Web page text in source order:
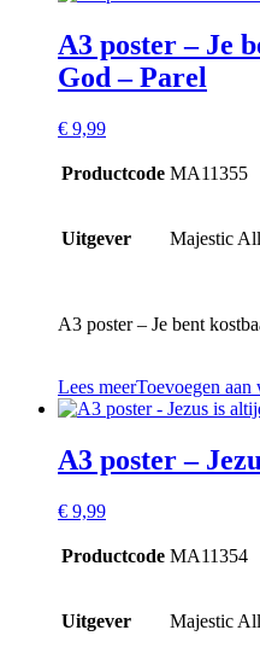
A3 poster – Je
God – Parel
€ 9,99
Productcode MA11355
Uitgever Majestic
A3 poster – Je bent
Lees meerToevoegen
A3 poster –
€ 9,99
Productcode MA11354
Uitgever Majestic